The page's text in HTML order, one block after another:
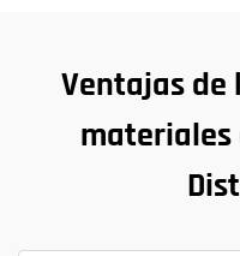
Ventajas de
materiales